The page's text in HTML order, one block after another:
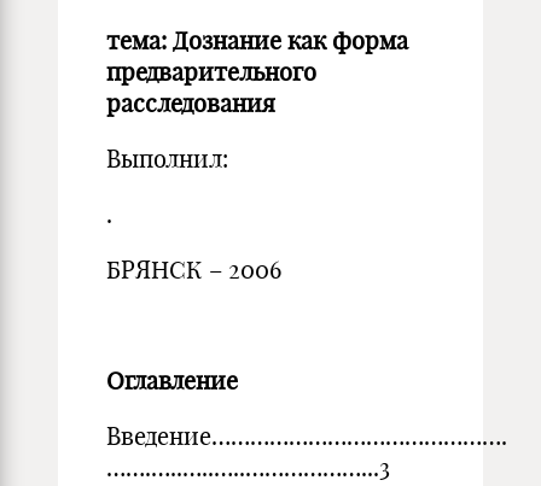
тема: Дознание как форма
предварительного
расследования
Выполнил:
.
БРЯНСК – 2006
Оглавление
Введение……………………………………….
…….…..…..…..………………...3